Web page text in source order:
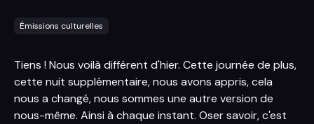
Émissions culturelles
Tiens ! Nous voilà différent d'hier. Cette journée de plus,
cette nuit supplémentaire, nous avons appris, cela
nous a changé, nous sommes une autre version de
nous-même. Ainsi à chaque instant. Oser savoir, c'est